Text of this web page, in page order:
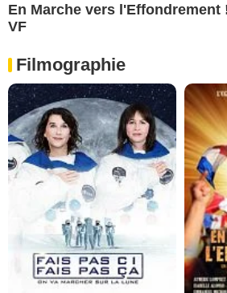
En Marche vers l'Effondrement
VF
Filmographie